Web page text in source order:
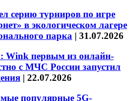
серию турниров по игре
в экологическом лагере
парка | 31.07.2026
Wink первым из онлайн-
с МЧС России запустил
| 22.07.2026
популярные 5G-